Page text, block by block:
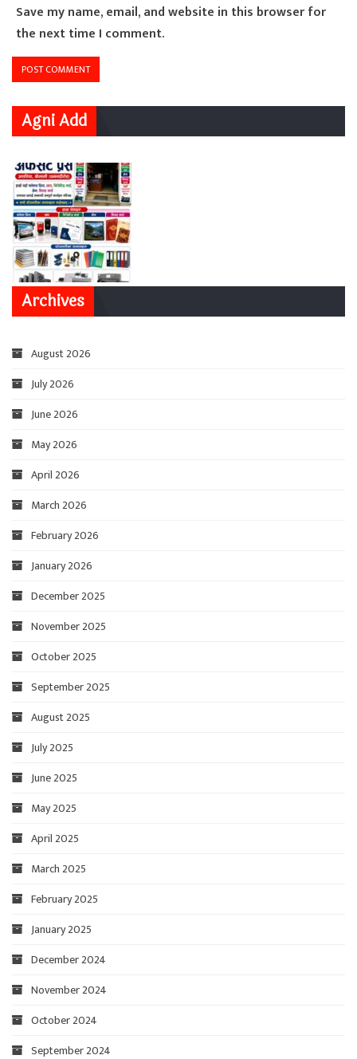
Save my name, email, and website in this browser for
the next time I comment.
Agni Add
Archives
August 2026
July 2026
June 2026
May 2026
April 2026
March 2026
February 2026
January 2026
December 2025
November 2025
October 2025
September 2025
August 2025
July 2025
June 2025
May 2025
April 2025
March 2025
February 2025
January 2025
December 2024
November 2024
October 2024
September 2024